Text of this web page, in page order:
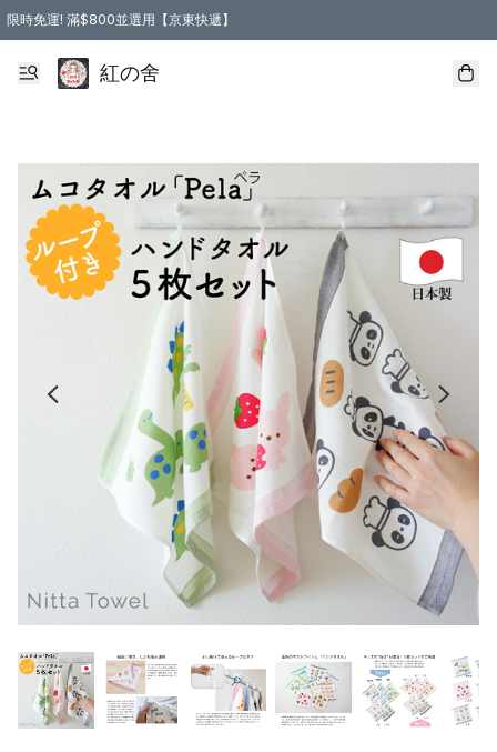
限時免運! 滿$800並選用【京東快遞】
紅の舍